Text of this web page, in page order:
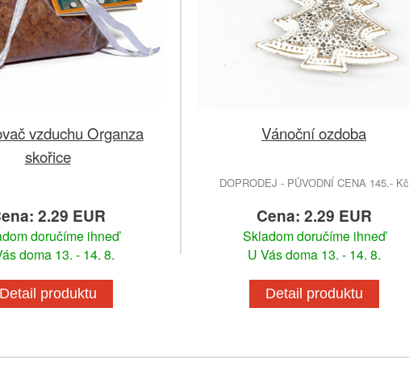
vzduchu Organza
skořice
2.29 EUR
doručíme ihneď
doma 13. - 14. 8.
Detail produktu
Vánoční ozdoba
DOPRODEJ - PŮVODNÍ CENA 145.- Kč
Cena: 2.29 EUR
Skladom doručíme ihneď
U Vás doma 13. - 14. 8.
Detail produktu